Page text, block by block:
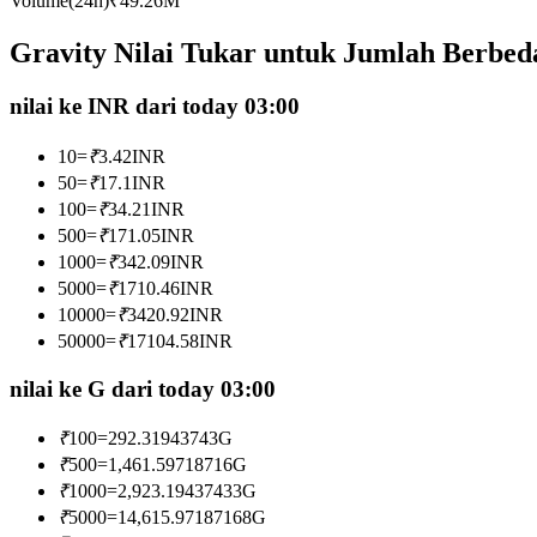
Copy Trading
Bergabunglah dengan pedagang top
Gravity Nilai Tukar untuk Jumlah
nilai ke INR dari today 03:00
10=₹3.42INR
50=₹17.1INR
100=₹34.21INR
500=₹171.05INR
1000=₹342.09INR
5000=₹1710.46INR
10000=₹3420.92INR
50000=₹17104.58INR
nilai ke G dari today 03:00
₹100=292.31943743G
₹500=1,461.59718716G
₹1000=2,923.19437433G
₹5000=14,615.97187168G